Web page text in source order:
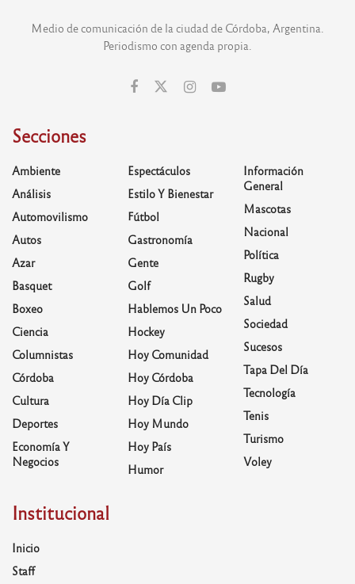
Medio de comunicación de la ciudad de Córdoba, Argentina.
Periodismo con agenda propia.
Secciones
Ambiente
Análisis
Automovilismo
Autos
Azar
Basquet
Boxeo
Ciencia
Columnistas
Córdoba
Cultura
Deportes
Economía Y
Negocios
Espectáculos
Estilo Y Bienestar
Fútbol
Gastronomía
Gente
Golf
Hablemos Un Poco
Hockey
Hoy Comunidad
Hoy Córdoba
Hoy Día Clip
Hoy Mundo
Hoy País
Humor
Información
General
Mascotas
Nacional
Política
Rugby
Salud
Sociedad
Sucesos
Tapa Del Día
Tecnología
Tenis
Turismo
Voley
Institucional
Inicio
Staff